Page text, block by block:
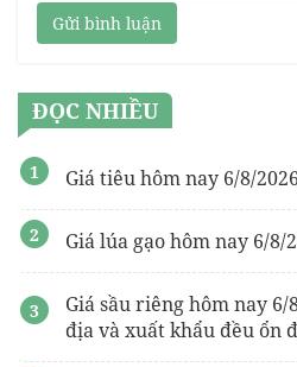
Gửi bình luận
ĐỌC NHIỀU
Giá tiêu hôm nay 6/8/
Giá lúa gạo hôm nay 6/8/
Giá sầu riêng hôm nay
địa và xuất khẩu đều ổn